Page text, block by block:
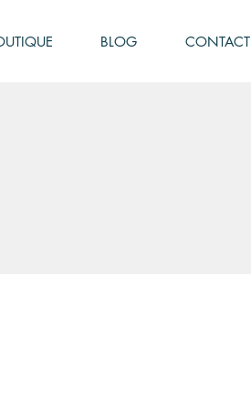
BLOG CONTACT